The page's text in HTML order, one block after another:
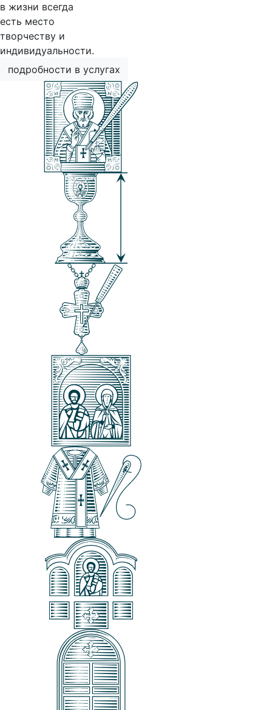
в жизни всегда
есть место
творчеству и
индивидуальности.
подробности в услугах